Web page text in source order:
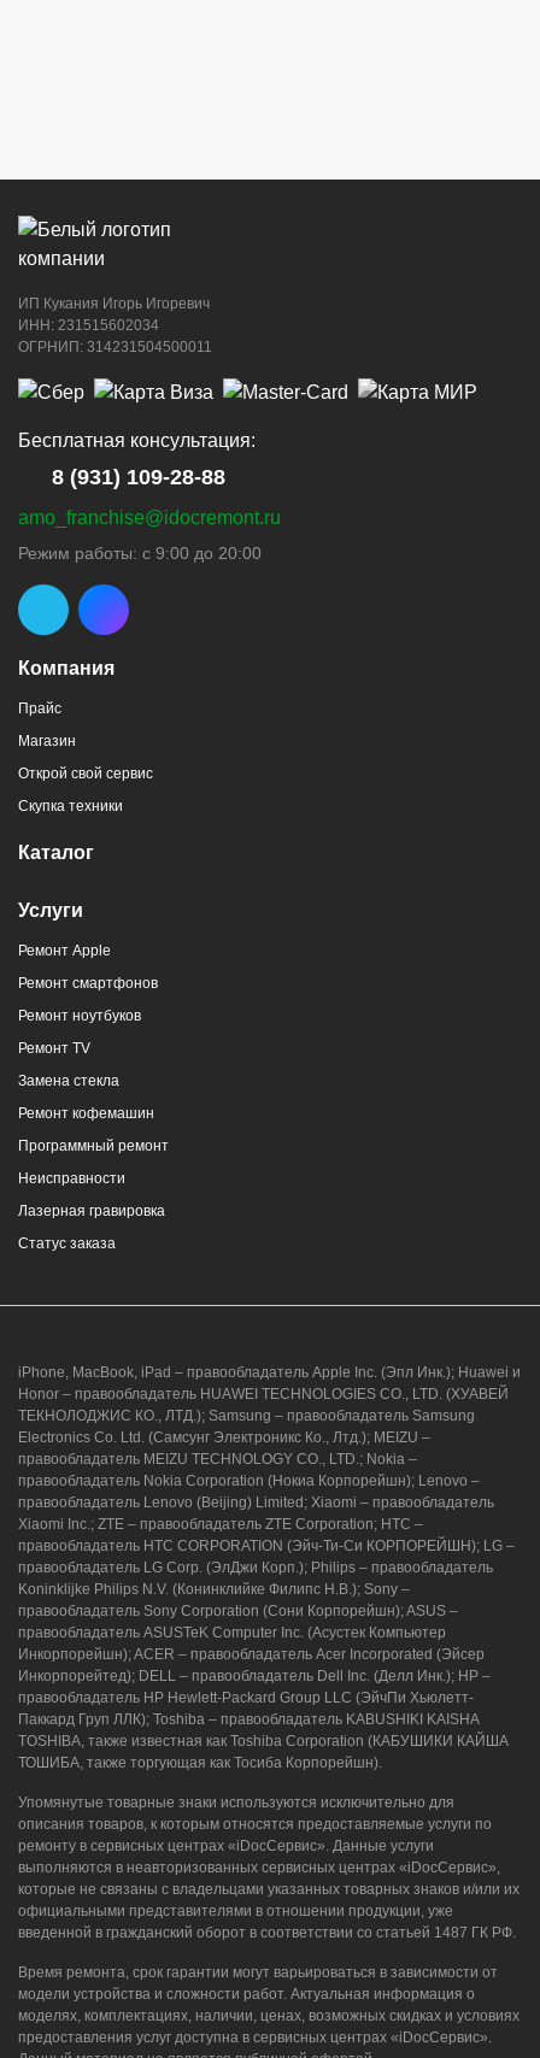
ИП Кукания Игорь Игоревич
ИНН: 231515602034
ОГРНИП: 314231504500011
Компания
Прайс
Магазин
Открой свой сервис
Скупка техники
Каталог
Услуги
Ремонт Apple
Ремонт смартфонов
Ремонт ноутбуков
Ремонт TV
Замена стекла
Ремонт кофемашин
Программный ремонт
Неисправности
Лазерная гравировка
Статус заказа
Бесплатная консультация:
8 (931) 109-28-88
amo_franchise@idocremont.ru
Режим работы: с 9:00 до 20:00
iPhone, MacBook, iPad – правообладатель Apple Inc. (Эпл Инк.); Huawei и
Honor – правообладатель HUAWEI TECHNOLOGIES CO., LTD. (ХУАВЕЙ
ТЕКНОЛОДЖИС КО., ЛТД.); Samsung – правообладатель Samsung
Electronics Co. Ltd. (Самсунг Электроникс Ко., Лтд.); MEIZU –
правообладатель MEIZU TECHNOLOGY CO., LTD.; Nokia –
правообладатель Nokia Corporation (Нокиа Корпорейшн); Lenovo –
правообладатель Lenovo (Beijing) Limited; Xiaomi – правообладатель
Xiaomi Inc.; ZTE – правообладатель ZTE Corporation; HTC –
правообладатель HTC CORPORATION (Эйч-Ти-Си КОРПОРЕЙШН); LG –
правообладатель LG Corp. (ЭлДжи Корп.); Philips – правообладатель
Koninklijke Philips N.V. (Конинклийке Филипс Н.В.); Sony –
правообладатель Sony Corporation (Сони Корпорейшн); ASUS –
правообладатель ASUSTeK Computer Inc. (Асустек Компьютер
Инкорпорейшн); ACER – правообладатель Acer Incorporated (Эйсер
Инкорпорейтед); DELL – правообладатель Dell Inc. (Делл Инк.); HP –
правообладатель HP Hewlett-Packard Group LLC (ЭйчПи Хьюлетт-
Паккард Груп ЛЛК); Toshiba – правообладатель KABUSHIKI KAISHA
TOSHIBA, также известная как Toshiba Corporation (КАБУШИКИ КАЙША
ТОШИБА, также торгующая как Тосиба Корпорейшн).
Упомянутые товарные знаки используются исключительно для
описания товаров, к которым относятся предоставляемые услуги по
ремонту в сервисных центрах «iDocСервис». Данные услуги
выполняются в неавторизованных сервисных центрах «iDocСервис»,
которые не связаны с владельцами указанных товарных знаков и/или их
официальными представителями в отношении продукции, уже
введенной в гражданский оборот в соответствии со статьей 1487 ГК РФ.
Время ремонта, срок гарантии могут варьироваться в зависимости от
модели устройства и сложности работ. Актуальная информация о
моделях, комплектациях, наличии, ценах, возможных скидках и условиях
предоставления услуг доступна в сервисных центрах «iDocСервис».